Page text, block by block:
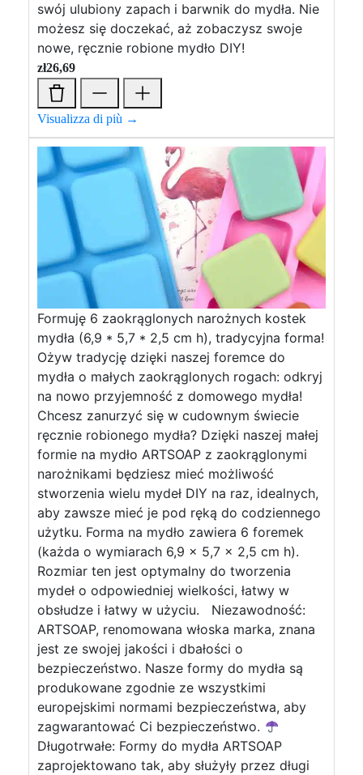
swój ulubiony zapach i barwnik do mydła. Nie
możesz się doczekać, aż zobaczysz swoje
nowe, ręcznie robione mydło DIY!
zł26,69
Visualizza di più →
Formuję 6 zaokrąglonych narożnych kostek
mydła (6,9 * 5,7 * 2,5 cm h), tradycyjna forma!
Ożyw tradycję dzięki naszej foremce do
mydła o małych zaokrąglonych rogach: odkryj
na nowo przyjemność z domowego mydła!
Chcesz zanurzyć się w cudownym świecie
ręcznie robionego mydła? Dzięki naszej małej
formie na mydło ARTSOAP z zaokrąglonymi
narożnikami będziesz mieć możliwość
stworzenia wielu mydeł DIY na raz, idealnych,
aby zawsze mieć je pod ręką do codziennego
użytku. Forma na mydło zawiera 6 foremek
(każda o wymiarach 6,9 x 5,7 x 2,5 cm h).
Rozmiar ten jest optymalny do tworzenia
mydeł o odpowiedniej wielkości, łatwy w
obsłudze i łatwy w użyciu. Niezawodność:
ARTSOAP, renomowana włoska marka, znana
jest ze swojej jakości i dbałości o
bezpieczeństwo. Nasze formy do mydła są
produkowane zgodnie ze wszystkimi
europejskimi normami bezpieczeństwa, aby
zagwarantować Ci bezpieczeństwo.
Długotrwałe: Formy do mydła ARTSOAP
zaprojektowano tak, aby służyły przez długi